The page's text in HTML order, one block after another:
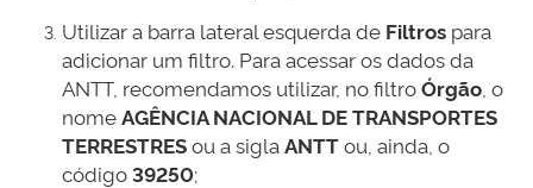
Utilizar a barra lateral esquerda de Filtros para
adicionar um filtro. Para acessar os dados da
ANTT, recomendamos utilizar, no filtroÓrgão , o
nomeAGÊNCIA NACIONAL DE TRANSPORTES
TERRESTRESou a siglaANTTou, ainda, o
código39250;